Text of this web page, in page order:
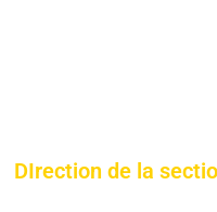
DIrection de la